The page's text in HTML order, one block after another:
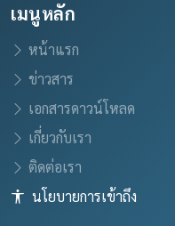
เมนูหลัก
หน้าแรก
ข่าวสาร
เอกสารดาวน์โหลด
เกี่ยวกับเรา
ติดต่อเรา
นโยบายการเข้าถึง